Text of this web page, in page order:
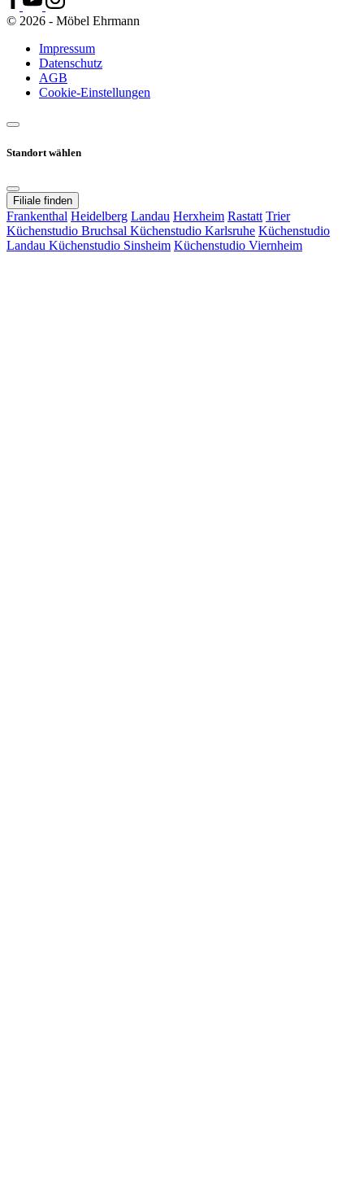
© 2026 - Möbel Ehrmann
Impressum
Datenschutz
AGB
Cookie-Einstellungen
Standort wählen
Filiale finden
Frankenthal Heidelberg Landau Herxheim Rastatt Trier
Küchenstudio Bruchsal Küchenstudio Karlsruhe Küchenstudio
Landau Küchenstudio Sinsheim Küchenstudio Viernheim